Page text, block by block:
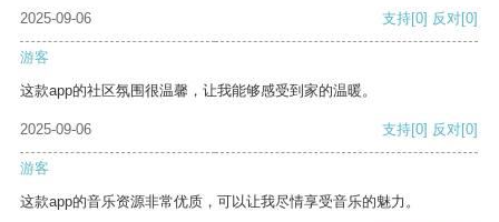
2025-09-06 支持[0] 反对[0]
游客
这款app的社区氛围很温馨，让我能够感受到家的温暖。
2025-09-06 支持[0] 反对[0]
游客
这款app的音乐资源非常优质，可以让我尽情享受音乐的魅力。